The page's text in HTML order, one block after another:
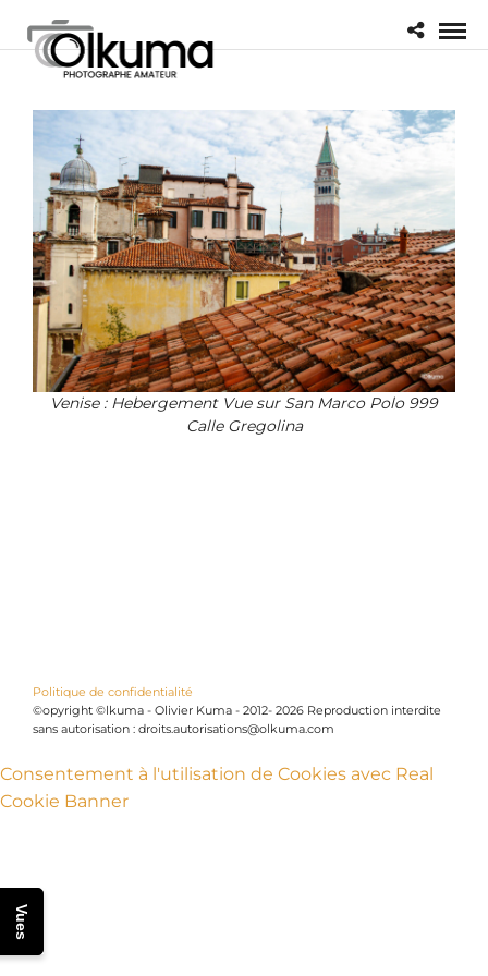
Venise : Hebergement Vue sur San Marco Polo 999
Calle Gregolina
Politique de confidentialité
©opyright ©lkuma - Olivier Kuma - 2012- 2026 Reproduction interdite
sans autorisation : droits.autorisations@olkuma.com
Vues
Consentement à l'utilisation de Cookies avec Real
Cookie Banner